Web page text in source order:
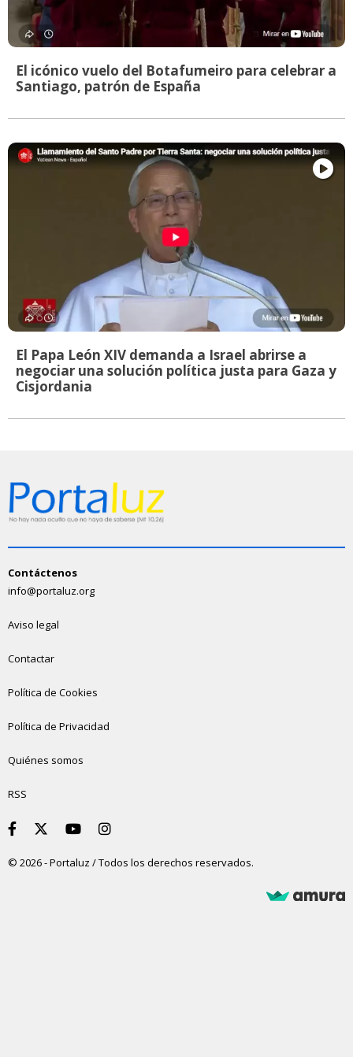
El icónico vuelo del Botafumeiro para celebrar a
Santiago, patrón de España
El Papa León XIV demanda a Israel abrirse a
negociar una solución política justa para Gaza y
Cisjordania
Contáctenos
info@portaluz.org
Aviso legal
Contactar
Política de Cookies
Política de Privacidad
Quiénes somos
RSS
© 2026 - Portaluz / Todos los derechos reservados.